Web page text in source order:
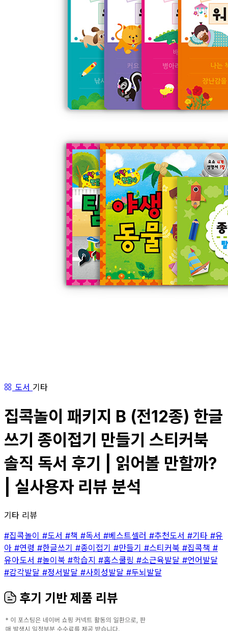
도서 기타
집콕놀이 패키지 B (전12종) 한글
쓰기 종이접기 만들기 스티커북
솔직 독서 후기 | 읽어볼 만할까?
| 실사용자 리뷰 분석
기타 리뷰
#집콕놀이 #도서 #책 #독서 #베스트셀러 #추천도서 #기타 #유
아 #연령 #한글쓰기 #종이접기 #만들기 #스티커북 #집콕책 #
유아도서 #놀이북 #학습지 #홈스쿨링 #소근육발달 #언어발달
#감각발달 #정서발달 #사회성발달 #두뇌발달
후기 기반 제품 리뷰